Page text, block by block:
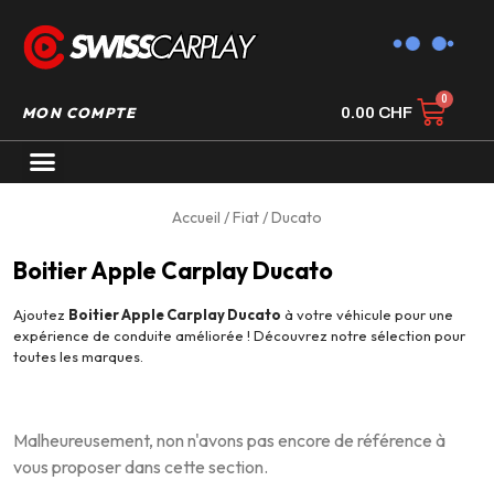
MON COMPTE 0.00 CHF
Accueil /Fiat / Ducato
Boitier Apple Carplay Ducato
Ajoutez Boitier Apple Carplay Ducato à votre véhicule pour une
expérience de conduite améliorée ! Découvrez notre sélection pour
toutes les marques.
Malheureusement, non n'avons pas encore de référence à
vous proposer dans cette section.